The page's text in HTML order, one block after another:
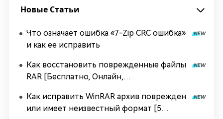
Новые Статьи
Что означает ошибка «7-Zip CRC ошибка»
и как ее исправить
Как восстановить поврежденные файлы
RAR [Бесплатно, Онлайн,
Как исправить WinRAR архив поврежден
или имеет неизвестный формат [5